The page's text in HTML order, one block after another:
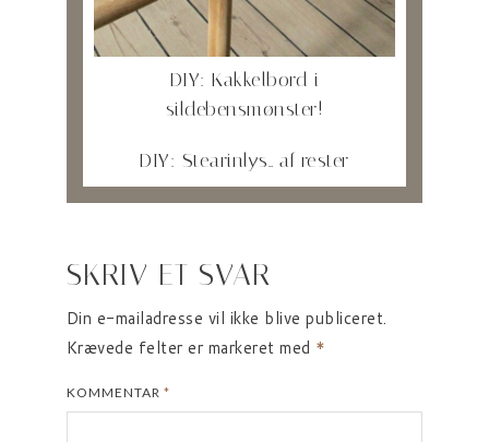
DIY: Kakkelbord i
sildebensmønster!
DIY: Stearinlys.. af rester
SKRIV ET SVAR
Din e-mailadresse vil ikke blive publiceret.
Krævede felter er markeret med *
KOMMENTAR *